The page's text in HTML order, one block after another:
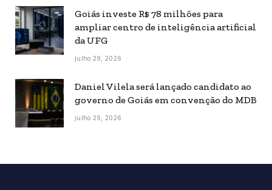
Goiás investe R$ 78 milhões para
ampliar centro de inteligência artificial
da UFG
julho 29, 2026
Daniel Vilela será lançado candidato ao
governo de Goiás em convenção do MDB
julho 29, 2026